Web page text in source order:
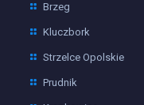
Brzeg
Kluczbork
Strzelce Opolskie
Prudnik